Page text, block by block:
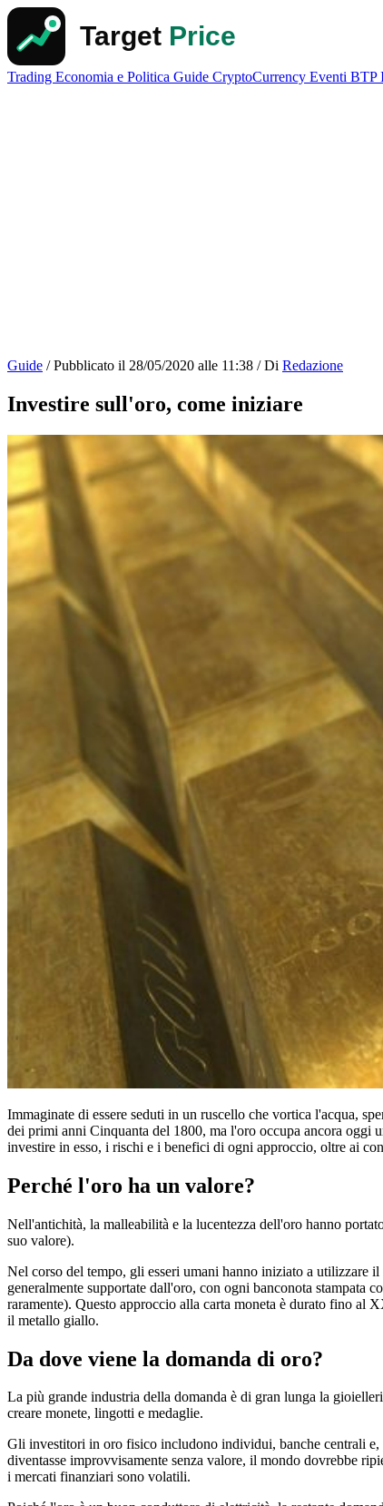
Trading Economia e Politica Guide CryptoCurrency Eventi BTP
Guide / Pubblicato il 28/05/2020 alle 11:38 / Di Redazione
Investire sull'oro, come iniziare
Immaginate di essere seduti in un ruscello che vortica l'acqua,
dei primi anni Cinquanta del 1800, ma l'oro occupa ancora oggi
investire in esso, i rischi e i benefici di ogni approccio, oltre ai
Perché l'oro ha un valore?
Nell'antichità, la malleabilità e la lucentezza dell'oro hanno
suo valore).
Nel corso del tempo, gli esseri umani hanno iniziato a utilizzare
generalmente supportate dall'oro, con ogni banconota stampata
raramente). Questo approccio alla carta moneta è durato fino al
il metallo giallo.
Da dove viene la domanda di oro?
La più grande industria della domanda è di gran lunga la
creare monete, lingotti e medaglie.
Gli investitori in oro fisico includono individui, banche centrali e,
diventasse improvvisamente senza valore, il mondo dovrebbe
i mercati finanziari sono volatili.